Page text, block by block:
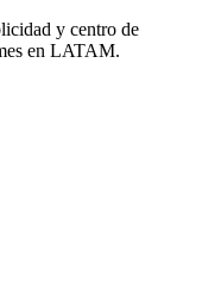
y centro de
en LATAM.